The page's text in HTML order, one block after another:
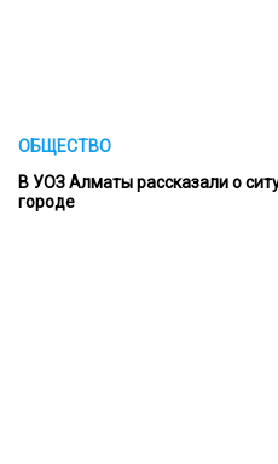
ОБЩЕСТВО
В УОЗ Алматы рассказали о
городе